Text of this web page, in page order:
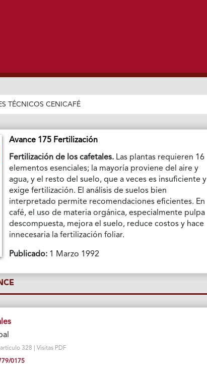
TÉCNICOS CENICAFÉ
Avance 175 Fertilización
Fertilización de los cafetales. Las plantas requieren 16
elementos esenciales; la mayoría proviene del aire y
agua, y el resto del suelo, que a veces es insuficiente y
exige fertilización. El análisis de suelos bien
interpretado permite recomendaciones eficientes. En
café, el uso de materia orgánica, especialmente pulpa
descompuesta, mejora el suelo, reduce costos y hace
innecesaria la fertilización foliar.
Publicado: 1 Marzo 1992
328 | Visitas PDF
0175